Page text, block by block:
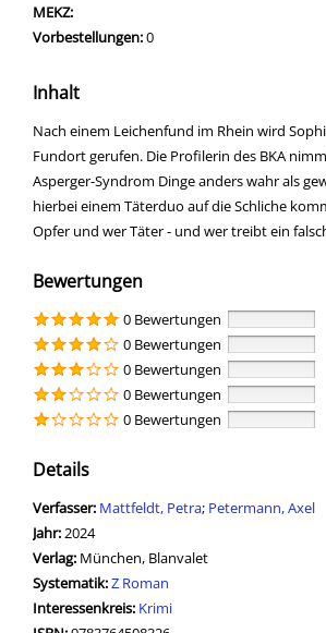
MEKZ:
Vorbestellungen:0
Inhalt
Nach einem Leichenfund im Rhein wird
Fundort gerufen. Die Profilerin des BKA
Asperger-Syndrom Dinge anders wahr als
hierbei einem Täterduo auf die Schliche
Opfer und wer Täter - und wer treibt ein
Bewertungen
0 Bewertungen
0 Bewertungen
0 Bewertungen
0 Bewertungen
0 Bewertungen
Details
Verfasser: Suche nach diesem Verfasser
Mattfeldt, Petra; Petermann, Axel
Jahr: 2024
Verlag: München, Blanvalet
opens in new tab
Diesen Link in neuem Tab öffnen
Systematik:Suche nach dieser Systematik
Z Roman
Interessenkreis: Suche nach diesem
Krimi